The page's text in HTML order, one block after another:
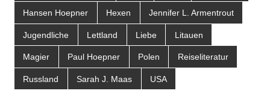
Hansen Hoepner Hexen Jennifer L. Armentrout
Jugendliche Lettland Liebe Litauen
Magier Paul Hoepner Polen Reiseliteratur
Russland Sarah J. Maas USA